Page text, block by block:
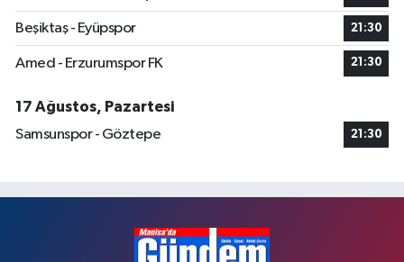
Beşiktaş - Eyüpspor 21:30
Amed - Erzurumspor FK 21:30
17 Ağustos, Pazartesi
Samsunspor - Göztepe
21:30